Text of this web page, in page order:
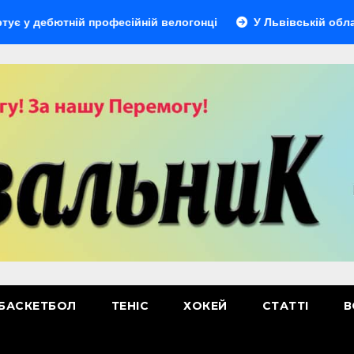
професійній велогонці У Львівській області
ТЕНІС ХОКЕЙ СТАТТІ